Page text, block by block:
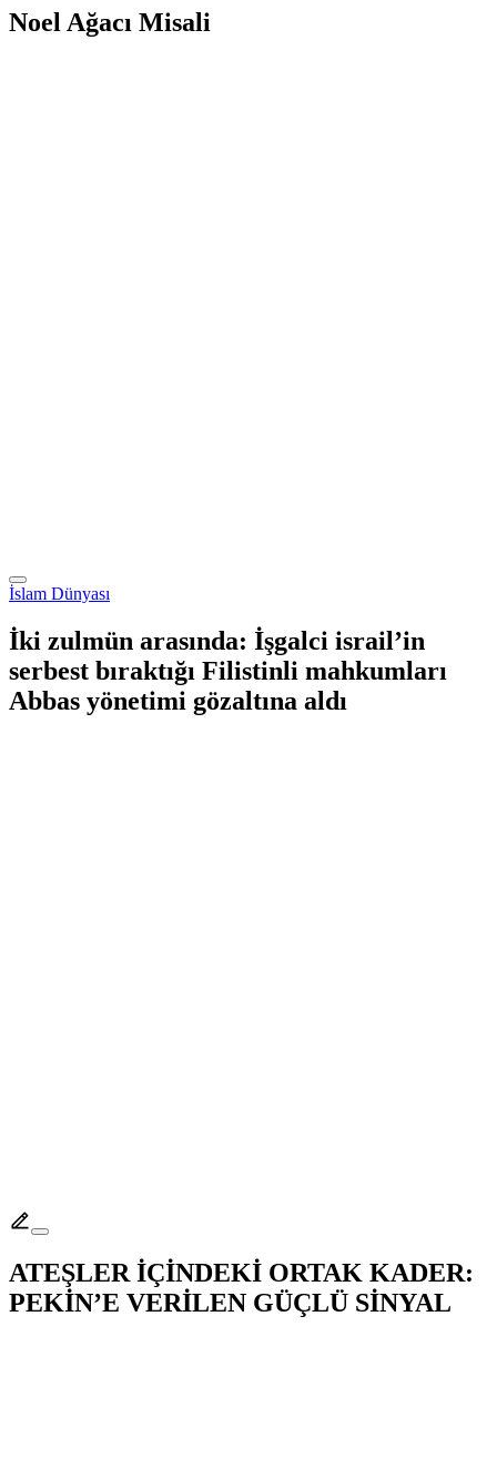
Noel Ağacı Misali
İslam Dünyası
İki zulmün arasında: İşgalci israil’in
serbest bıraktığı Filistinli mahkumları
Abbas yönetimi gözaltına aldı
ATEŞLER İÇİNDEKİ ORTAK KADER:
PEKİN’E VERİLEN GÜÇLÜ SİNYAL